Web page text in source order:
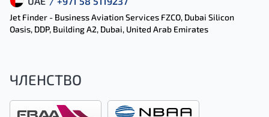
Jet Finder - Business Aviation Services FZCO, Dubai Silicon
Oasis, DDP, Building A2, Dubai, United Arab Emirates
ЧЛЕНСТВО